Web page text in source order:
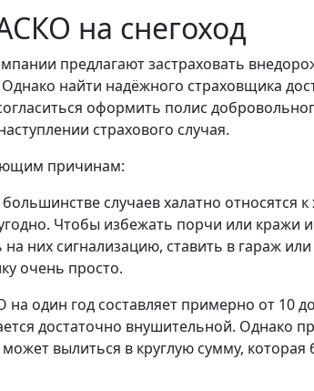
на снегоход
предлагают застраховать
найти надёжного страховщика
оформить полис
страхового случая.
причинам:
случаев халатно относятся
Чтобы избежать порчи или кражи
них сигнализацию, ставить в гараж или
очень просто.
один год составляет примерно от 10
достаточно внушительной. Однако
вылиться в круглую сумму,